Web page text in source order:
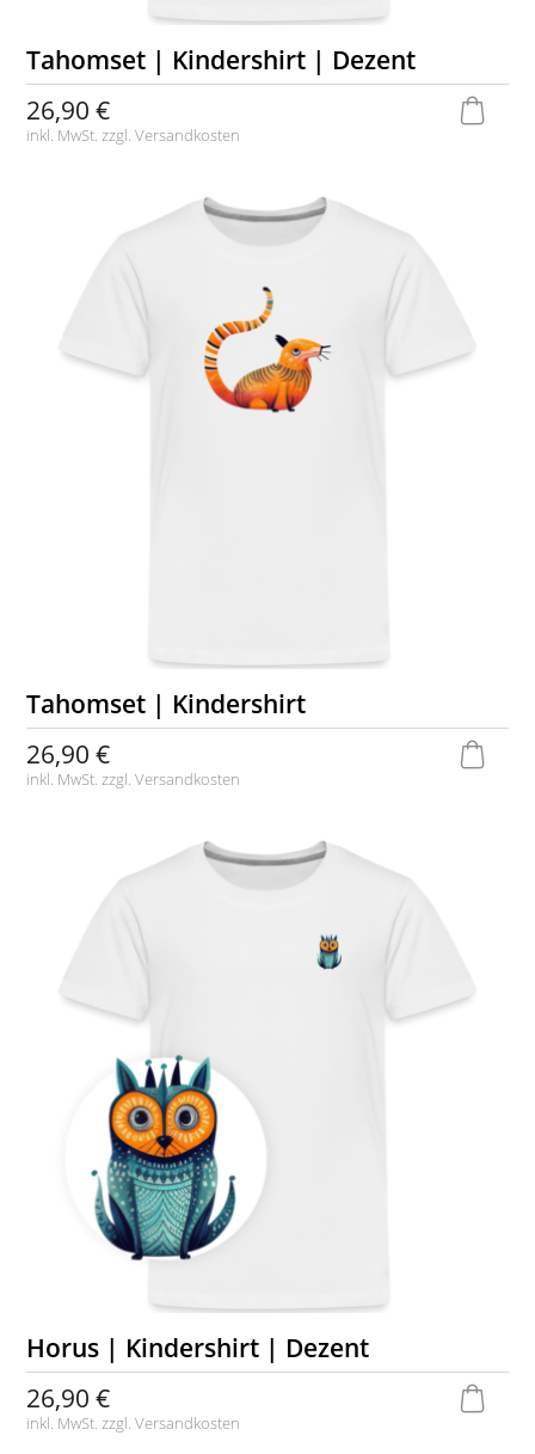
Tahomset | Kindershirt | Dezent
26,90 €
inkl. MwSt. zzgl.Versandkosten
Tahomset | Kindershirt
26,90 €
inkl. MwSt. zzgl.Versandkosten
Horus | Kindershirt | Dezent
26,90 €
inkl. MwSt. zzgl.Versandkosten